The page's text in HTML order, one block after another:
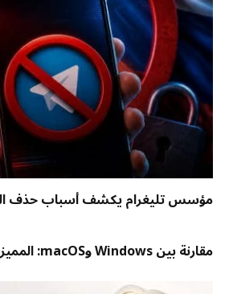
مؤسس تليغرام يكشف أسباب حذف
مقارنة بين Windows وmacOS: المميزات والعيوب